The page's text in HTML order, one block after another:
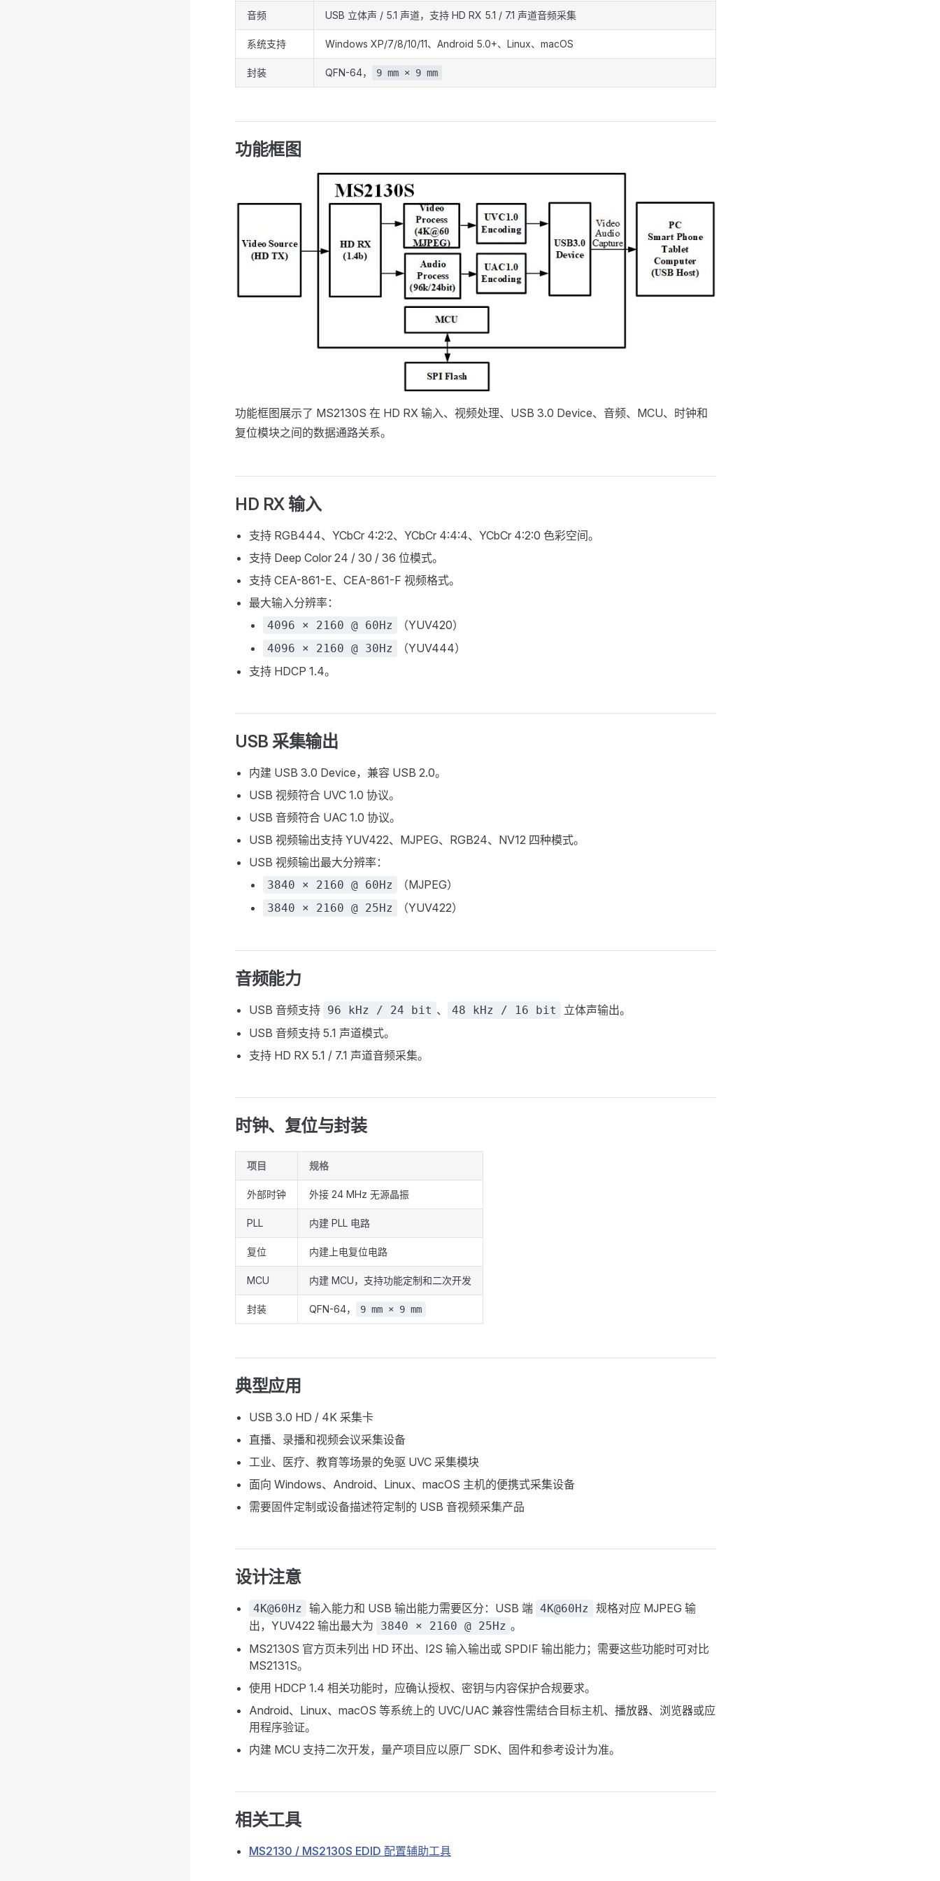
音频 USB 立体声 / 5.1 声道，支持 HD RX 5.1 / 7.1 声道音频采集
系统支持 Windows XP/7/8/10/11、Android 5.0+、Linux、macOS
封装 QFN-64， 9 mm × 9 mm
功能框图
功能框图展示了 MS2130S 在 HD RX 输入、视频处理、USB 3.0 Device、音频、MCU、时钟和
复位模块之间的数据通路关系。
HD RX 输入
支持 RGB444、YCbCr 4:2:2、YCbCr 4:4:4、YCbCr 4:2:0 色彩空间。
支持 Deep Color 24 / 30 / 36 位模式。
支持 CEA-861-E、CEA-861-F 视频格式。
最大输入分辨率：
4096 × 2160 @ 60Hz （YUV420）
4096 × 2160 @ 30Hz
（YUV444）
支持 HDCP 1.4。
USB 采集输出
内建 USB 3.0 Device，兼容 USB 2.0。
USB 视频符合 UVC 1.0 协议。
USB 音频符合 UAC 1.0 协议。
USB 视频输出支持 YUV422、MJPEG、RGB24、NV12 四种模式。
USB 视频输出最大分辨率：
3840 × 2160 @ 60Hz （MJPEG）
3840 × 2160 @ 25Hz （YUV422）
音频能力
USB 音频支持 96 kHz / 24 bit 、 48 kHz / 16 bit
立体声输出。
USB 音频支持 5.1 声道模式。
支持 HD RX 5.1 / 7.1 声道音频采集。
时钟、复位与封装
项目 规格
外部时钟 外接 24 MHz 无源晶振
PLL 内建 PLL 电路
复位 内建上电复位电路
MCU 内建 MCU，支持功能定制和二次开发
封装 QFN-64， 9 mm × 9 mm
典型应用
USB 3.0 HD / 4K 采集卡
直播、录播和视频会议采集设备
工业、医疗、教育等场景的免驱 UVC 采集模块
面向 Windows、Android、Linux、macOS 主机的便携式采集设备
需要固件定制或设备描述符定制的 USB 音视频采集产品
设计注意
4K@60Hz 输入能力和 USB 输出能力需要区分：USB 端 4K@60Hz
规格对应 MJPEG 输
出，YUV422 输出最大为
3840 × 2160 @ 25Hz 。
MS2130S 官方页未列出 HD 环出、I2S 输入输出或 SPDIF 输出能力；需要这些功能时可对比
MS2131S。
使用 HDCP 1.4 相关功能时，应确认授权、密钥与内容保护合规要求。
Android、Linux、macOS 等系统上的 UVC/UAC 兼容性需结合目标主机、播放器、浏览器或应
用程序验证。
内建 MCU 支持二次开发，量产项目应以原厂 SDK、固件和参考设计为准。
相关工具
MS2130 / MS2130S EDID 配置辅助工具